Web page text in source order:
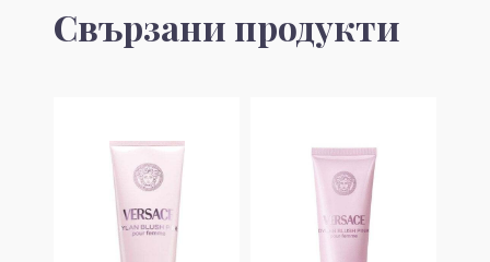
Свързани продукти